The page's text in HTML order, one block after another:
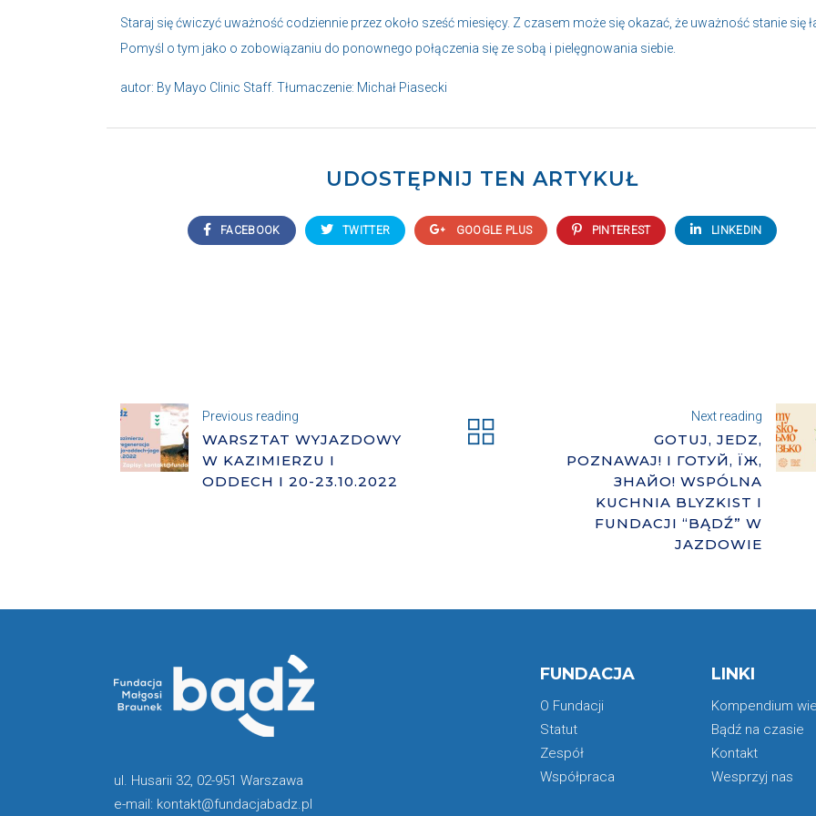
Staraj się ćwiczyć uważność codziennie przez około sześć miesięcy. Z czasem może się okazać, że uważność stanie się
Pomyśl o tym jako o zobowiązaniu do ponownego połączenia się ze sobą i pielęgnowania siebie.
autor: By Mayo Clinic Staff . Tłumaczenie: Michał Piasecki
UDOSTĘPNIJ TEN ARTYKUŁ
FACEBOOK TWITTER GOOGLE PLUS PINTEREST LINKEDIN
Previous reading
WARSZTAT WYJAZDOWY
W KAZIMIERZU I
ODDECH I 20-23.10.2022
Next reading
GOTUJ, JEDZ,
POZNAWAJ! I ГОТУЙ, ЇЖ,
ЗНАЙО! WSPÓLNA
KUCHNIA BLYZKIST I
FUNDACJI “BĄDŹ” W
JAZDOWIE
ul. Husarii 32, 02-951 Warszawa
e-mail: kontakt@fundacjabadz.pl
FUNDACJA
O Fundacji
Statut
Zespół
Współpraca
LINKI
Kompendium
Bądź na czasie
Kontakt
Wesprzyj nas